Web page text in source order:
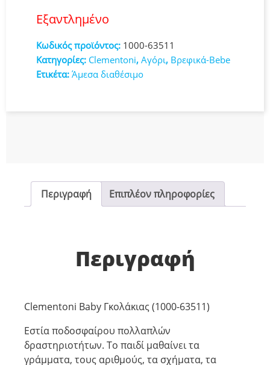
Εξαντλημένο
Κωδικός προϊόντος: 1000-63511
Κατηγορίες: Clementoni, Αγόρι, Βρεφικά-Bebe
Ετικέτα: Άμεσα διαθέσιμο
Περιγραφή Επιπλέον πληροφορίες
Περιγραφή
Clementoni Baby Γκολάκιας (1000-63511)
Εστία ποδοσφαίρου πολλαπλών
δραστηριοτήτων. Το παιδί μαθαίνει τα
γράμματα, τους αριθμούς, τα σχήματα, τα